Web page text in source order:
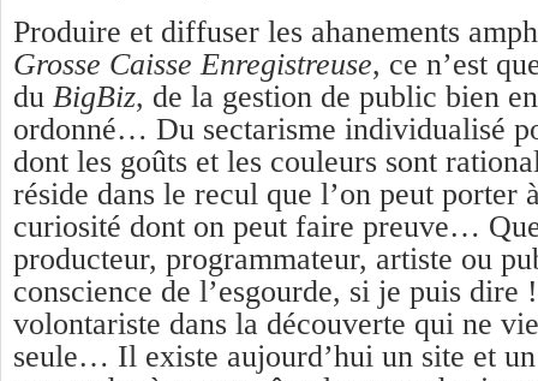
Produire et diffuser les ahanements
Grosse Caisse Enregistreuse, ce n’est
du BigBiz, de la gestion de public bien
ordonné… Du sectarisme individualisé
dont les goûts et les couleurs sont
réside dans le recul que l’on peut porter
curiosité dont on peut faire preuve…
producteur, programmateur, artiste ou
conscience de l’esgourde, si je puis dire
volontariste dans la découverte qui ne
seule… Il existe aujourd’hui un site et